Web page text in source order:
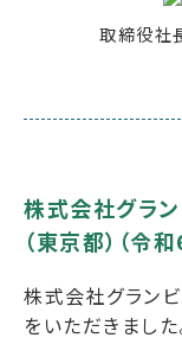
取締役社
株式会社グラ
（東京都）（令
株式会社グラン
をいただきまし